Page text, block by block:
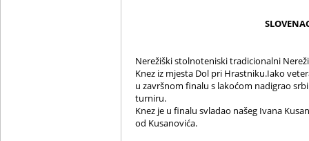
Nerežiški stolnoteniski tradicionalni
Knez iz mjesta Dol pri Hrastniku.Iako
u završnom finalu s lakoćom nadigrao
turniru.
Knez je u finalu svladao našeg Ivana
od Kusanovića.